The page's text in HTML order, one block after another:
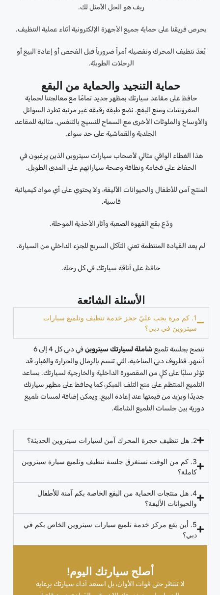
أصلح سيارتك اليوم!
لا تنتظر حتى فوات الأوان، بل استعد أداء سيارتك برعاية
ريف هو الحل الأمثل لك.
يحرص فريقنا على حماية جميع الأجهزة الإلكترونية أثناء عملية التنظيف.
يُعدّ تنظيف المحرك وتفصيله أمراً ضرورياً قبل الفحص أو إعادة البيع أو
الرحلات الطويلة.
حماية التنجيد والحماية من البقع
حافظ على مقاعد سيارتك بمظهر جديد تمامًا مع معالجتنا لحماية
المفروشات ومنع البقع. نضع طبقة رقيقة غير مرئية تطرد السوائل
والأوساخ والملوثات الأخرى مع السماح للنسيج بالتنفس. مثالية للمقاعد
الجلدية والقماشية على حد سواء.
هذا الغطاء الواقي مثالي لأصحاب سيارات سيتروين الذين يرغبون في
الحفاظ على فخامة ونظافة وصحة سياراتهم على المدى الطويل.
المنتج آمن للأطفال والحيوانات الأليفة، ولا يحتوي على أي مواد كيميائية
قاسية.
ودّع بقع القهوة الصعبة وآثار الأحذية الموحلة.
لم يعد القيادة المنتظمة تعني التآكل السريع للجزء الداخلي من السيارة.
حافظ على أناقة سيارتك في كل رحلة.
الأسئلة الشائعة
1. كم مرة يجب عليّ حجز خدمة تنظيف وتلميع سيارات
سيتروين في دبي؟
ننصح بجلسة تلميع شاملة لسيارتك سيتروين
في دبي كل 4 إلى 6
أشهر. فظروف دبي المناخية، التي تتسم بالرمال والحرارة والغبار، قد
تؤثر سلبًا على كلٍ من المقصورة الداخلية والخارجية لسيارتك. يساعد
التلميع المنتظم على منع التلف المبكر، كما يحافظ على مظهر سيارتك
جديدًا ويزيد من قيمتها عند إعادة البيع. ويمكن إضافة لمسات تلميع
دورية بين جلسات التلميع الشاملة.
2. هل تنظيف حجرة المحرك آمن لسيارات سيتروين الحديثة؟
3. كم من الوقت تستغرق جلسة تنظيف وتلميع سيارة سيتروين
كاملة؟
4. هل منتجات الحماية من البقع الخاصة بكم آمنة للأطفال
والحيوانات الأليفة؟
5. أين يقع مركز خدمة تلميع سيارات سيتروين الخاص بكم في
دبي؟